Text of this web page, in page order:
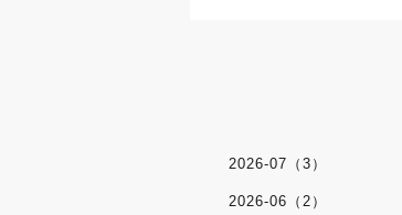
2026-07（3）
2026-06（2）